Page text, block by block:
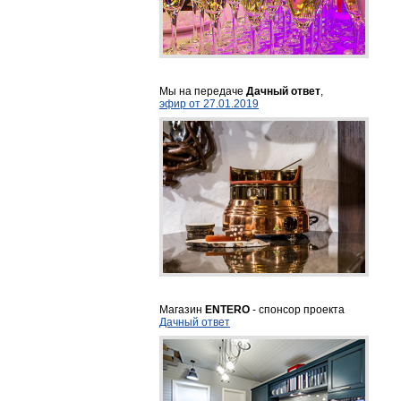
Мы на передаче Дачный ответ,
эфир от 27.01.2019
Магазин ENTERO - спонсор проекта
Дачный ответ